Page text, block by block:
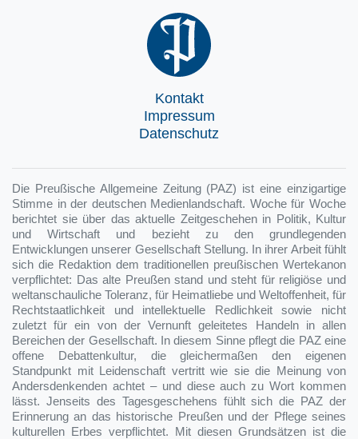
Kontakt
Impressum
Datenschutz
Die Preußische Allgemeine Zeitung (PAZ) ist eine einzigartige
Stimme in der deutschen Medienlandschaft. Woche für Woche
berichtet sie über das aktuelle Zeitgeschehen in Politik, Kultur
und Wirtschaft und bezieht zu den grundlegenden
Entwicklungen unserer Gesellschaft Stellung. In ihrer Arbeit fühlt
sich die Redaktion dem traditionellen preußischen Wertekanon
verpflichtet: Das alte Preußen stand und steht für religiöse und
weltanschauliche Toleranz, für Heimatliebe und Weltoffenheit, für
Rechtstaatlichkeit und intellektuelle Redlichkeit sowie nicht
zuletzt für ein von der Vernunft geleitetes Handeln in allen
Bereichen der Gesellschaft. In diesem Sinne pflegt die PAZ eine
offene Debattenkultur, die gleichermaßen den eigenen
Standpunkt mit Leidenschaft vertritt wie sie die Meinung von
Andersdenkenden achtet – und diese auch zu Wort kommen
lässt. Jenseits des Tagesgeschehens fühlt sich die PAZ der
Erinnerung an das historische Preußen und der Pflege seines
kulturellen Erbes verpflichtet. Mit diesen Grundsätzen ist die